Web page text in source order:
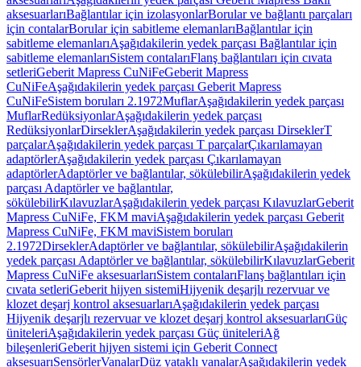
aksesuarlarıBağlantılar için izolasyonlarBorular ve bağlantı parçaları
için contalarBorular için sabitleme elemanlarıBağlantılar için
sabitleme elemanlarıAşağıdakilerin yedek parçası Bağlantılar için
sabitleme elemanlarıSistem contalarıFlanş bağlantıları için cıvata
setleriGeberit Mapress CuNiFeGeberit Mapress
CuNiFeAşağıdakilerin yedek parçası Geberit Mapress
CuNiFeSistem boruları 2.1972MuflarAşağıdakilerin yedek parçası
MuflarRedüksiyonlarAşağıdakilerin yedek parçası
RedüksiyonlarDirseklerAşağıdakilerin yedek parçası DirseklerT
parçalarAşağıdakilerin yedek parçası T parçalarÇıkarılamayan
adaptörlerAşağıdakilerin yedek parçası Çıkarılamayan
adaptörlerAdaptörler ve bağlantılar, sökülebilirAşağıdakilerin yedek
parçası Adaptörler ve bağlantılar,
sökülebilirKılavuzlarAşağıdakilerin yedek parçası KılavuzlarGeberit
Mapress CuNiFe, FKM maviAşağıdakilerin yedek parçası Geberit
Mapress CuNiFe, FKM maviSistem boruları
2.1972DirseklerAdaptörler ve bağlantılar, sökülebilirAşağıdakilerin
yedek parçası Adaptörler ve bağlantılar, sökülebilirKılavuzlarGeberit
Mapress CuNiFe aksesuarlarıSistem contalarıFlanş bağlantıları için
cıvata setleriGeberit hijyen sistemiHijyenik deşarjlı rezervuar ve
klozet deşarj kontrol aksesuarlarıAşağıdakilerin yedek parçası
Hijyenik deşarjlı rezervuar ve klozet deşarj kontrol aksesuarlarıGüç
üniteleriAşağıdakilerin yedek parçası Güç üniteleriAğ
bileşenleriGeberit hijyen sistemi için Geberit Connect
aksesuarıSensörlerVanalarDüz yataklı vanalarAşağıdakilerin yedek